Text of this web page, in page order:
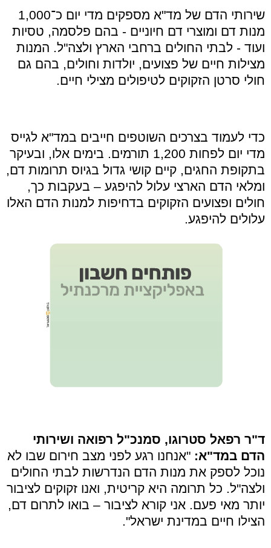
שירותי הדם של מד"א מספקים מדי יום כ־1,000
מנות דם ומוצרי דם חיוניים - בהם פלסמה, טסיות
ועוד - לבתי החולים ברחבי הארץ ולצה"ל. המנות
מצילות חיים של פצועים, יולדות וחולים, בהם גם
חולי סרטן הזקוקים לטיפולים מצילי חיים.
כדי לעמוד בצרכים השוטפים חייבים במד"א לגייס
מדי יום לפחות 1,200 תורמים. בימים אלו, ובעיקר
בתקופת החגים, קיים קושי גדול בגיוס תרומות דם,
ומלאי הדם הארצי עלול להיפגע – בעקבות כך,
חולים ופצועים הזקוקים בדחיפות למנות הדם האלו
עלולים להיפגע.
ד"ר רפאל סטרוגו, סמנכ"ל רפואה ושירותי
הדם במד"א: "אנחנו רגע לפני מצב חירום שבו לא
נוכל לספק את מנות הדם הנדרשות לבתי החולים
ולצה"ל. כל תרומה היא קריטית, ואנו זקוקים לציבור
יותר מאי פעם. אני קורא לציבור – בואו לתרום דם,
הצילו חיים במדינת ישראל".